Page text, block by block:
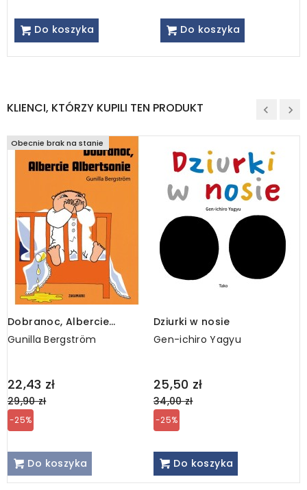
Do koszyka Do koszyka
KLIENCI, KTÓRZY KUPILI TEN PRODUKT
Obecnie brak na stanie
Dobranoc, Albercie
Albertsonie
Gunilla Bergström
22,43 zł
Regular
price
29,90 zł
-25%
Do koszyka
Dziurki w nosie
Gen-ichiro Yagyu
25,50 zł
Regular
price
34,00 zł
-25%
Do koszyka